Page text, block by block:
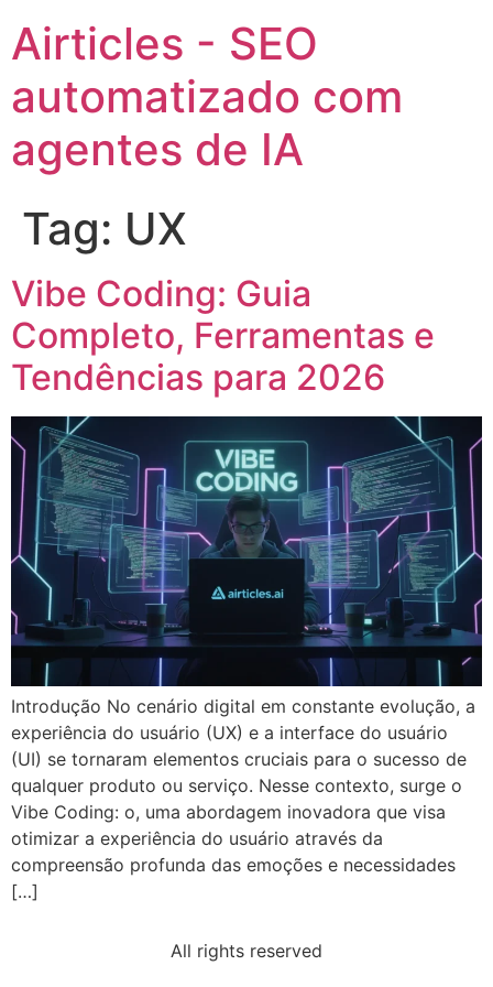
Airticles - SEO
automatizado com
agentes de IA
Tag: UX
Vibe Coding: Guia
Completo, Ferramentas e
Tendências para 2026
Introdução No cenário digital em constante evolução, a
experiência do usuário (UX) e a interface do usuário
(UI) se tornaram elementos cruciais para o sucesso de
qualquer produto ou serviço. Nesse contexto, surge o
Vibe Coding: o, uma abordagem inovadora que visa
otimizar a experiência do usuário através da
compreensão profunda das emoções e necessidades
[…]
All rights reserved